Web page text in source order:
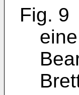
Fig. 9